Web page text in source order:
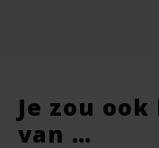
Je zou
van …